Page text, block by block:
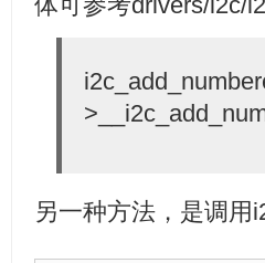
另一种方法，是调用